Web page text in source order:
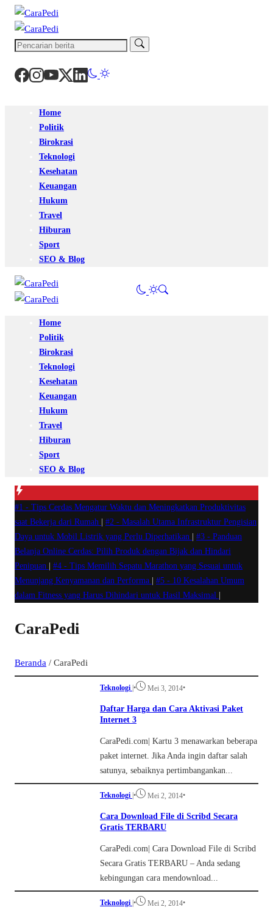
Home
Politik
Birokrasi
Teknologi
Kesehatan
Keuangan
Hukum
Travel
Hiburan
Sport
SEO & Blog
Home
Politik
Birokrasi
Teknologi
Kesehatan
Keuangan
Hukum
Travel
Hiburan
Sport
SEO & Blog
#1 - Tips Cerdas Mengatur Waktu dan Meningkatkan Produktivitas
saat Bekerja dari Rumah
#2 - Masalah Utama Infrastruktur Pengisian
Daya untuk Mobil Listrik yang Perlu Diperhatikan
#3 - Panduan
Belanja Online Cerdas: Pilih Produk dengan Bijak dan Hindari
Penipuan
#4 - Tips Memilih Sepatu Marathon yang Sesuai untuk
Menunjang Kenyamanan dan Performa
#5 - 10 Kesalahan Umum
dalam Fitness yang Harus Dihindari untuk Hasil Maksimal
CaraPedi
Beranda / CaraPedi
Teknologi • Mei 3, 2014•
Daftar Harga dan Cara Aktivasi Paket
Internet 3
CaraPedi.com| Kartu 3 menawarkan beberapa
paket internet. Jika Anda ingin daftar salah
satunya, sebaiknya pertimbangankan...
Teknologi • Mei 2, 2014•
Cara Download File di Scribd Secara
Gratis TERBARU
CaraPedi.com| Cara Download File di Scribd
Secara Gratis TERBARU – Anda sedang
kebingungan cara mendownload...
Teknologi • Mei 2, 2014•